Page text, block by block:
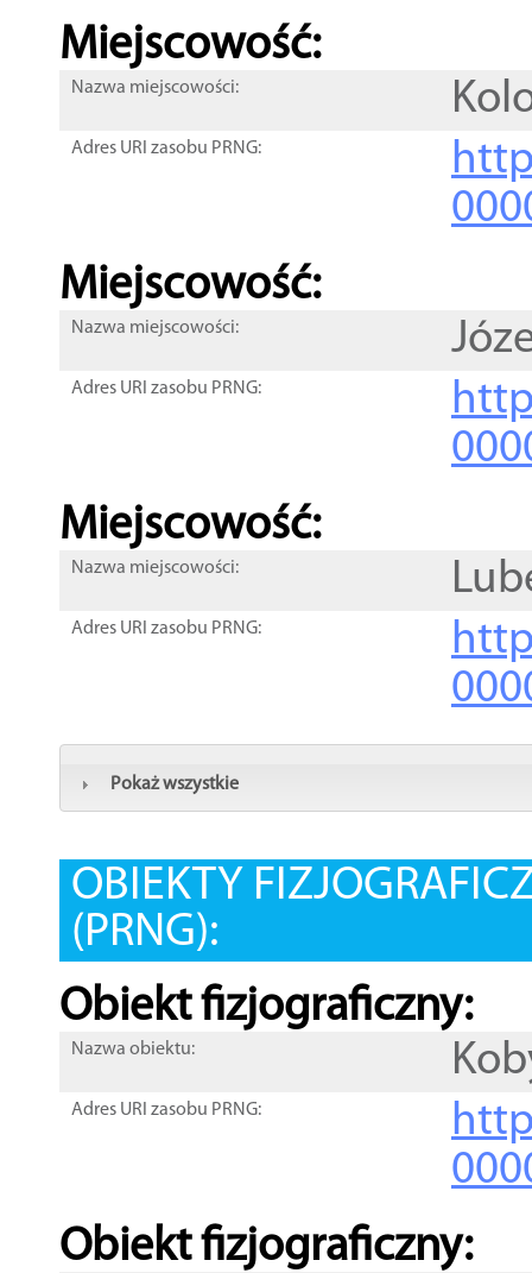
Miejscowość:
Nazwa miejscowości:
Adres URI zasobu PRNG:
Miejscowość:
Nazwa miejscowości:
Adres URI zasobu PRNG:
Miejscowość:
Nazwa miejscowości:
Adres URI zasobu PRNG:
Pokaż wszystkie
OBIEKTY
(PRNG):
Obiekt fizjograficzny:
Nazwa obiektu:
Adres URI zasobu PRNG:
Obiekt fizjograficzny: